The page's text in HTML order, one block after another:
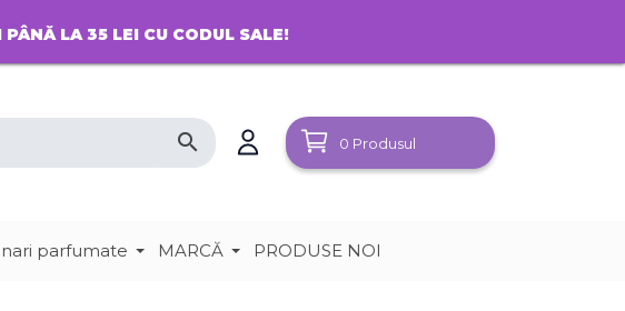
LA 35 LEI CU CODUL SALE!
search 0 Produsul
parfumate MARCĂ PRODUSE NOI